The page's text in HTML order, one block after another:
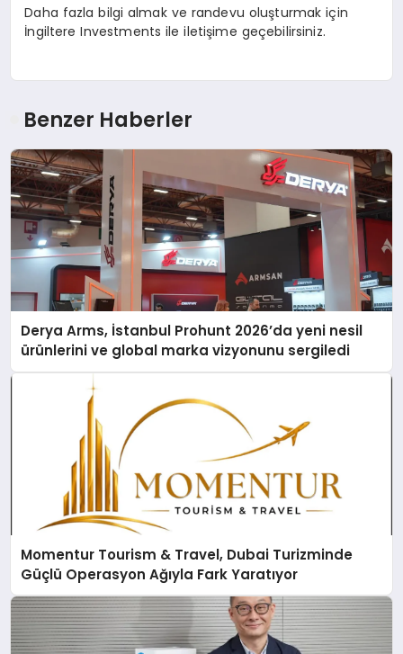
Daha fazla bilgi almak ve randevu oluşturmak için
İngiltere Investments ile iletişime geçebilirsiniz.
Benzer Haberler
Derya Arms, İstanbul Prohunt 2026’da yeni nesil
ürünlerini ve global marka vizyonunu sergiledi
Momentur Tourism & Travel, Dubai Turizminde
Güçlü Operasyon Ağıyla Fark Yaratıyor